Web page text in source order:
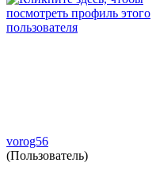
vorog56
(Пользователь)